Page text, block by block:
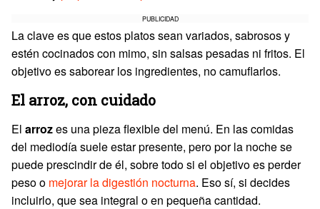
PUBLICIDAD
La clave es que estos platos sean variados, sabrosos y
estén cocinados con mimo, sin salsas pesadas ni fritos. El
objetivo es saborear los ingredientes, no camuflarlos.
El arroz, con cuidado
El arrozes una pieza flexible del menú. En las comidas
del mediodía suele estar presente, pero por la noche se
puede prescindir de él, sobre todo si el objetivo es perder
peso o mejorar la digestión nocturna. Eso sí, si decides
incluirlo, que sea integral o en pequeña cantidad.